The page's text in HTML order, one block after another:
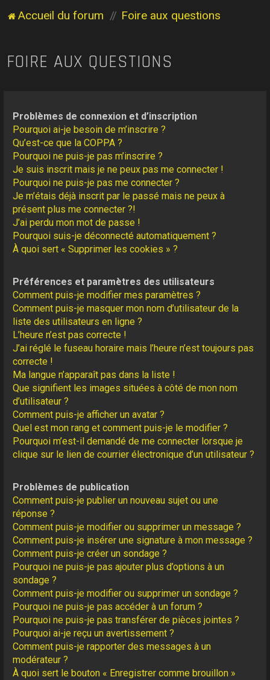
Accueil du forum Foire aux questions
FOIRE AUX QUESTIONS
Problèmes de connexion et d’inscription
Pourquoi ai-je besoin de m’inscrire ?
Qu’est-ce que la COPPA ?
Pourquoi ne puis-je pas m’inscrire ?
Je suis inscrit mais je ne peux pas me connecter !
Pourquoi ne puis-je pas me connecter ?
Je m’étais déjà inscrit par le passé mais ne peux à
présent plus me connecter ?!
J’ai perdu mon mot de passe !
Pourquoi suis-je déconnecté automatiquement ?
À quoi sert « Supprimer les cookies » ?
Préférences et paramètres des utilisateurs
Comment puis-je modifier mes paramètres ?
Comment puis-je masquer mon nom d’utilisateur de la
liste des utilisateurs en ligne ?
L’heure n’est pas correcte !
J’ai réglé le fuseau horaire mais l’heure n’est toujours pas
correcte !
Ma langue n’apparaît pas dans la liste !
Que signifient les images situées à côté de mon nom
d’utilisateur ?
Comment puis-je afficher un avatar ?
Quel est mon rang et comment puis-je le modifier ?
Pourquoi m’est-il demandé de me connecter lorsque je
clique sur le lien de courrier électronique d’un utilisateur ?
Problèmes de publication
Comment puis-je publier un nouveau sujet ou une
réponse ?
Comment puis-je modifier ou supprimer un message ?
Comment puis-je insérer une signature à mon message ?
Comment puis-je créer un sondage ?
Pourquoi ne puis-je pas ajouter plus d’options à un
sondage ?
Comment puis-je modifier ou supprimer un sondage ?
Pourquoi ne puis-je pas accéder à un forum ?
Pourquoi ne puis-je pas transférer de pièces jointes ?
Pourquoi ai-je reçu un avertissement ?
Comment puis-je rapporter des messages à un
modérateur ?
À quoi sert le bouton « Enregistrer comme brouillon »